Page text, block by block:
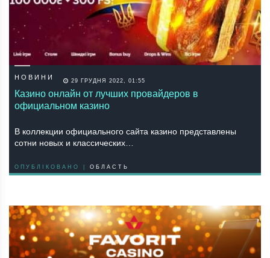
НОВИНИ 29 ГРУДНЯ 2022, 01:55
Казино онлайн от лучших провайдеров в
официальном казино
В коллекции официального сайта казино представлены
сотни новых и классических…
ОПУБЛІКОВАНО | ОБЛАСТЬ